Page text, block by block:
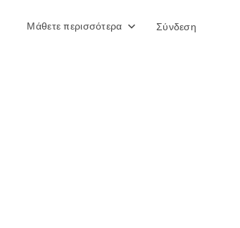
Μάθετε περισσότερα Σύνδεση